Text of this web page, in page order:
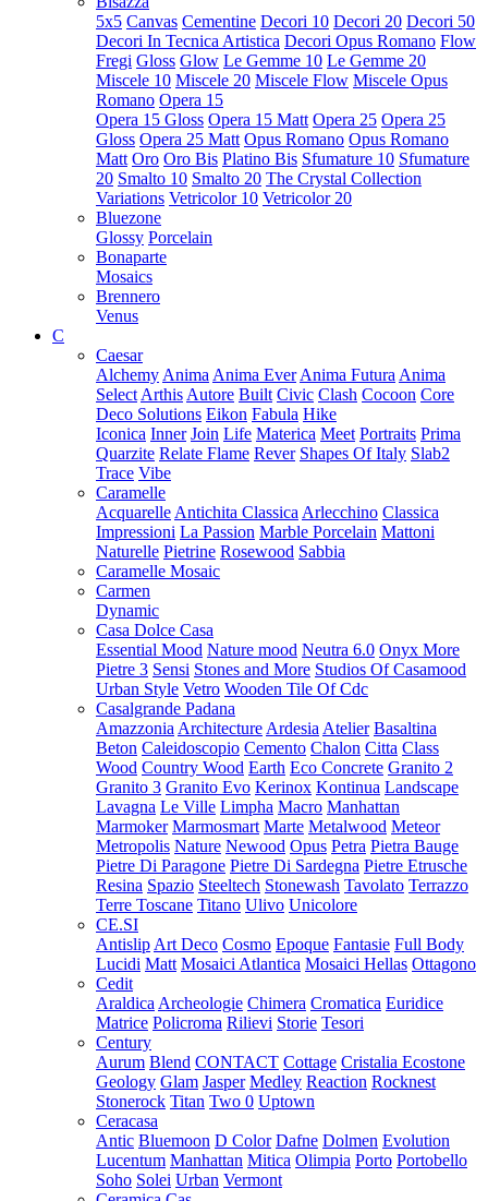
5x5 Canvas Cementine Decori 10 Decori 20 Decori 50
Decori In Tecnica Artistica Decori Opus Romano Flow
Fregi Gloss Glow Le Gemme 10 Le Gemme 20
Miscele 10 Miscele 20 Miscele Flow Miscele Opus
Romano Opera 15
Opera 15 Gloss Opera 15 Matt Opera 25 Opera 25
Gloss Opera 25 Matt Opus Romano Opus Romano
Matt Oro Oro Bis Platino Bis Sfumature 10 Sfumature
20 Smalto 10 Smalto 20 The Crystal Collection
Variations Vetricolor 10 Vetricolor 20
Bluezone
Glossy Porcelain
Bonaparte
Mosaics
Brennero
Venus
C
Caesar
Alchemy Anima Anima Ever Anima Futura Anima
Select Arthis Autore Built Civic Clash Cocoon Core
Deco Solutions Eikon Fabula Hike
Iconica Inner Join Life Materica Meet Portraits Prima
Quarzite Relate Flame Rever Shapes Of Italy Slab2
Trace Vibe
Caramelle
Acquarelle Antichita Classica Arlecchino Classica
Impressioni La Passion Marble Porcelain Mattoni
Naturelle Pietrine Rosewood Sabbia
Caramelle Mosaic
Carmen
Dynamic
Casa Dolce Casa
Essential Mood Nature mood Neutra 6.0 Onyx More
Pietre 3 Sensi Stones and More Studios Of Casamood
Urban Style Vetro Wooden Tile Of Cdc
Casalgrande Padana
Amazzonia Architecture Ardesia Atelier Basaltina
Beton Caleidoscopio Cemento Chalon Citta Class
Wood Country Wood Earth Eco Concrete Granito 2
Granito 3 Granito Evo Kerinox Kontinua Landscape
Lavagna Le Ville Limpha Macro Manhattan
Marmoker Marmosmart Marte Metalwood Meteor
Metropolis Nature Newood Opus Petra Pietra Bauge
Pietre Di Paragone Pietre Di Sardegna Pietre Etrusche
Resina Spazio Steeltech Stonewash Tavolato Terrazzo
Terre Toscane Titano Ulivo Unicolore
CE.SI
Antislip Art Deco Cosmo Epoque Fantasie Full Body
Lucidi Matt Mosaici Atlantica Mosaici Hellas Ottagono
Cedit
Araldica Archeologie Chimera Cromatica Euridice
Matrice Policroma Rilievi Storie Tesori
Century
Aurum Blend CONTACT Cottage Cristalia Ecostone
Geology Glam Jasper Medley Reaction Rocknest
Stonerock Titan Two 0 Uptown
Ceracasa
Antic Bluemoon D Color Dafne Dolmen Evolution
Lucentum Manhattan Mitica Olimpia Porto Portobello
Soho Solei Urban Vermont